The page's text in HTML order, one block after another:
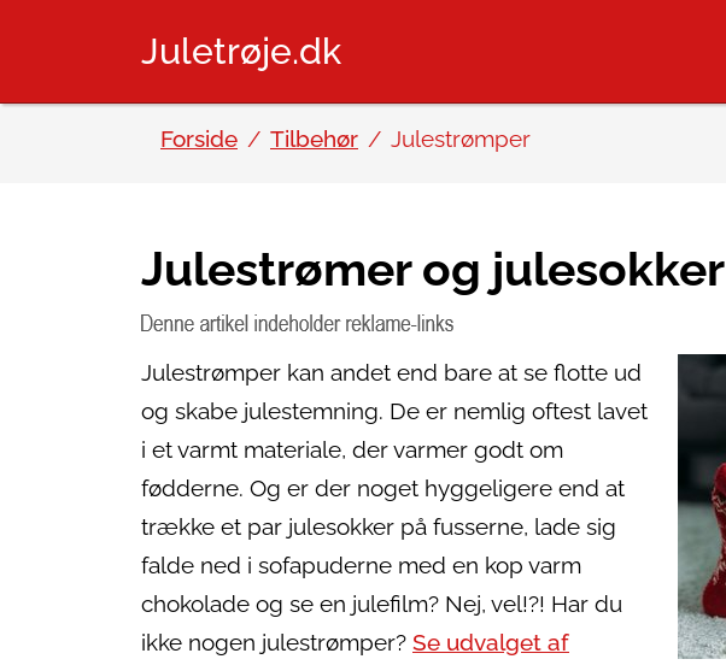
Juletrøje.dk
Forside Tilbehør Julestrømper
Julestrømer og julesokker
Julestrømper kan andet end bare at se flotte ud
og skabe julestemning. De er nemlig oftest lavet
i et varmt materiale, der varmer godt om
fødderne. Og er der noget hyggeligere end at
trække et par julesokker på fusserne, lade sig
falde ned i sofapuderne med en kop varm
chokolade og se en julefilm? Nej, vel!?! Har du
ikke nogen julestrømper? Se udvalget af